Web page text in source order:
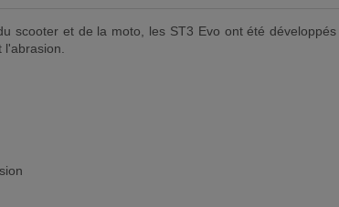
scooter et de la moto, les ST3 Evo ont été